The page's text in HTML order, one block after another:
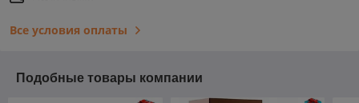
Все условия оплаты
Подобные товары компании